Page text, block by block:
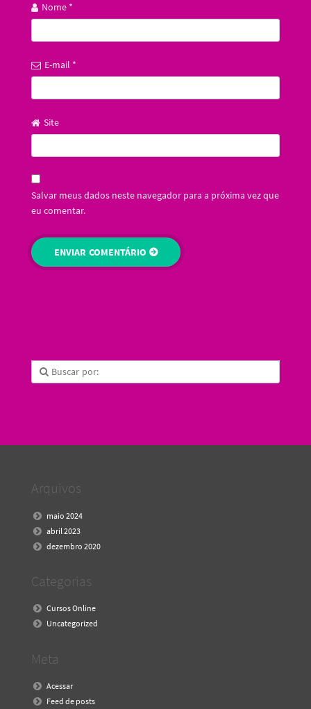
Nome *
E-mail *
Site
Salvar meus dados neste navegador para a próxima vez que
eu comentar.
Arquivos
maio 2024
abril 2023
dezembro 2020
Categorias
Cursos Online
Uncategorized
Meta
Acessar
Feed de posts